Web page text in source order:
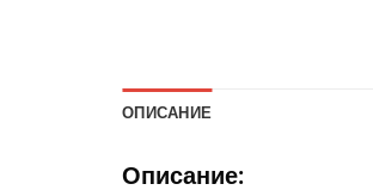
ОПИСАНИЕ
Описание: